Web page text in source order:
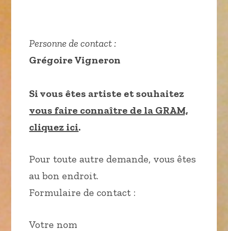
Personne de contact :
Grégoire Vigneron
Si vous êtes artiste et souhaitez
vous faire connaître de la GRAM,
cliquez ici.
Pour toute autre demande, vous êtes
au bon endroit.
Formulaire de contact :
Votre nom